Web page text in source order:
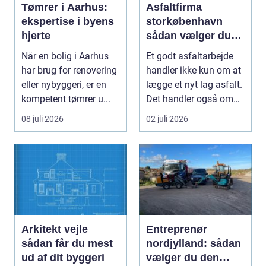
Tømrer i Aarhus:
ekspertise i byens
hjerte
Når en bolig i Aarhus
har brug for renovering
eller nybyggeri, er en
kompetent tømrer u...
08 juli 2026
Asfaltfirma
storkøbenhavn
sådan vælger du
den rette
samarbejdspartner
Et godt asfaltarbejde
handler ikke kun om at
lægge et nyt lag asfalt.
Det handler også om
planlægnin...
02 juli 2026
Arkitekt vejle
sådan får du mest
ud af dit byggeri
Entreprenør
nordjylland: sådan
vælger du den